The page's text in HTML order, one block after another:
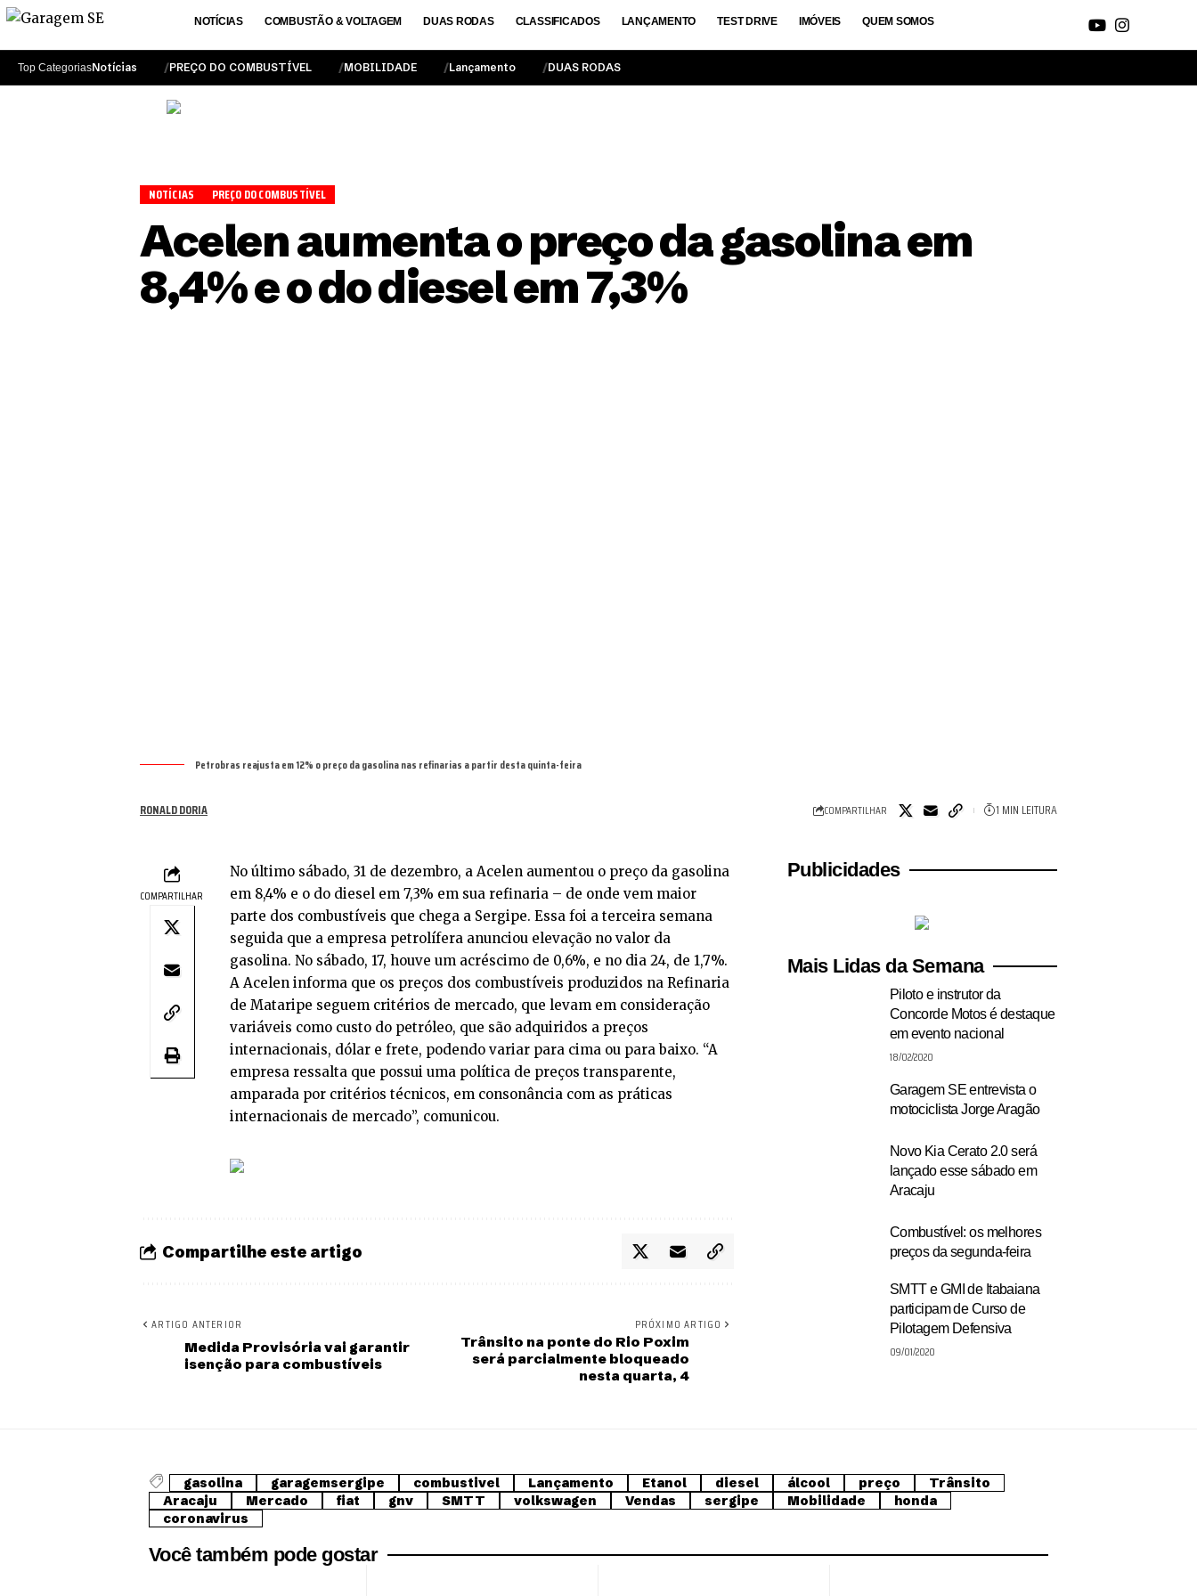
NOTÍCIAS COMBUSTÃO & VOLTAGEM DUAS RODAS CLASSIFICADOS LANÇAMENTO TEST DRIVE IMÓVEIS QUEM SOMOS
Top CategoriasNotícias PREÇO DO COMBUSTÍVEL MOBILIDADE Lançamento DUAS RODAS
NOTÍCIAS PREÇO DO COMBUSTÍVEL
Acelen aumenta o preço da gasolina em
8,4% e o do diesel em 7,3%
Petrobras reajusta em 12% o preço da gasolina nas refinarias a partir desta quinta-feira
RONALD DORIA COMPARTILHAR 1 MIN LEITURA
COMPARTILHAR
No último sábado, 31 de dezembro, a Acelen aumentou o preço da gasolina
em 8,4% e o do diesel em 7,3% em sua refinaria – de onde vem maior
parte dos combustíveis que chega a Sergipe. Essa foi a terceira semana
seguida que a empresa petrolífera anunciou elevação no valor da
gasolina. No sábado, 17, houve um acréscimo de 0,6%, e no dia 24, de 1,7%.
A Acelen informa que os preços dos combustíveis produzidos na Refinaria
de Mataripe seguem critérios de mercado, que levam em consideração
variáveis como custo do petróleo, que são adquiridos a preços
internacionais, dólar e frete, podendo variar para cima ou para baixo. “A
empresa ressalta que possui uma política de preços transparente,
amparada por critérios técnicos, em consonância com as práticas
internacionais de mercado”, comunicou.
Compartilhe este artigo
ARTIGO ANTERIOR
Medida Provisória vai garantir
isenção para combustíveis
PRÓXIMO ARTIGO
Trânsito na ponte do Rio Poxim
será parcialmente bloqueado
nesta quarta, 4
Publicidades
Mais Lidas da Semana
Piloto e instrutor da
Concorde Motos é destaque
em evento nacional
18/02/2020
Garagem SE entrevista o
motociclista Jorge Aragão
Novo Kia Cerato 2.0 será
lançado esse sábado em
Aracaju
Combustível: os melhores
preços da segunda-feira
SMTT e GMI de Itabaiana
participam de Curso de
Pilotagem Defensiva
09/01/2020
gasolina garagemsergipe combustivel Lançamento Etanol diesel álcool preço
Trânsito
Aracaju
Mercado fiat gnv SMTT volkswagen Vendas sergipe Mobilidade
honda
coronavirus
Você também pode gostar